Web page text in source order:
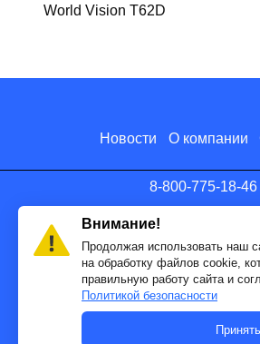
World Vision T62D
Новости О компании
8-800-775-18-46
info@antenna.ru
Внимание!
Продолжая использовать наш
на обработку файлов cookie,
правильную работу сайта и
Политикой безопасности
Принять